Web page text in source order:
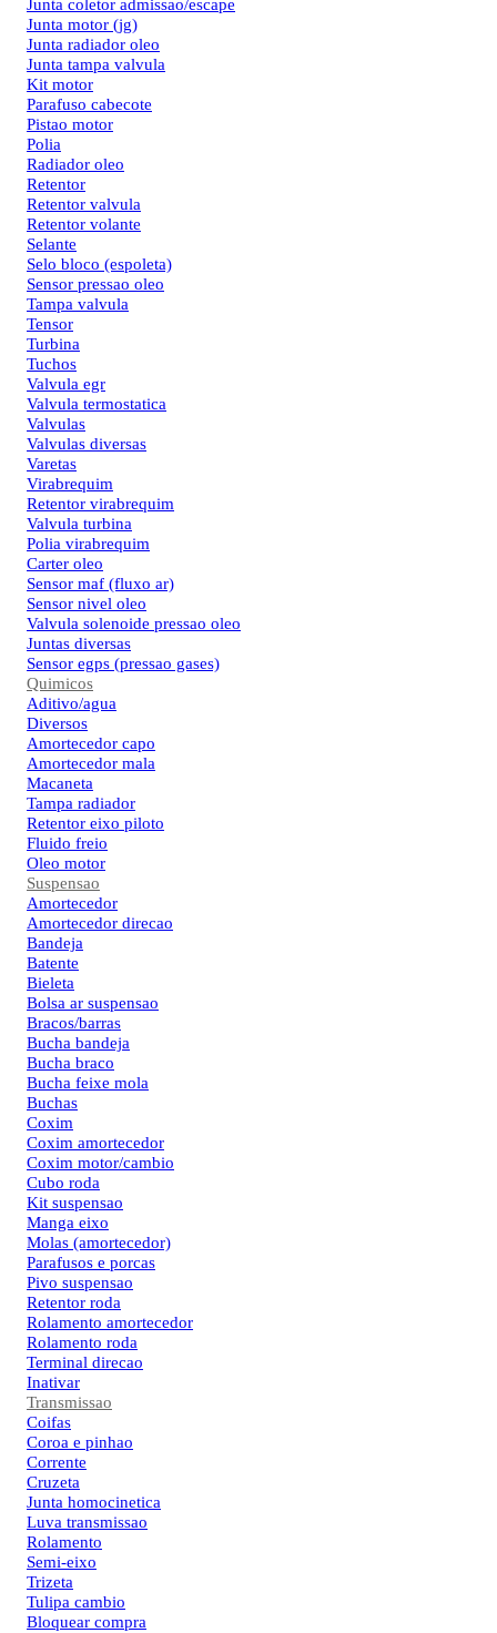
Junta coletor admissao/escape
Junta motor (jg)
Junta radiador oleo
Junta tampa valvula
Kit motor
Parafuso cabecote
Pistao motor
Polia
Radiador oleo
Retentor
Retentor valvula
Retentor volante
Selante
Selo bloco (espoleta)
Sensor pressao oleo
Tampa valvula
Tensor
Turbina
Tuchos
Valvula egr
Valvula termostatica
Valvulas
Valvulas diversas
Varetas
Virabrequim
Retentor virabrequim
Valvula turbina
Polia virabrequim
Carter oleo
Sensor maf (fluxo ar)
Sensor nivel oleo
Valvula solenoide pressao oleo
Juntas diversas
Sensor egps (pressao gases)
Quimicos
Aditivo/agua
Diversos
Amortecedor capo
Amortecedor mala
Macaneta
Tampa radiador
Retentor eixo piloto
Fluido freio
Oleo motor
Suspensao
Amortecedor
Amortecedor direcao
Bandeja
Batente
Bieleta
Bolsa ar suspensao
Bracos/barras
Bucha bandeja
Bucha braco
Bucha feixe mola
Buchas
Coxim
Coxim amortecedor
Coxim motor/cambio
Cubo roda
Kit suspensao
Manga eixo
Molas (amortecedor)
Parafusos e porcas
Pivo suspensao
Retentor roda
Rolamento amortecedor
Rolamento roda
Terminal direcao
Inativar
Transmissao
Coifas
Coroa e pinhao
Corrente
Cruzeta
Junta homocinetica
Luva transmissao
Rolamento
Semi-eixo
Trizeta
Tulipa cambio
Bloquear compra